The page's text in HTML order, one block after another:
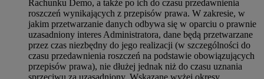
Rachunku Demo, a także po ich do czasu przedawnienia
roszczeń wynikających z przepisów prawa. W zakresie, w
jakim przetwarzanie danych odbywa się w oparciu o prawnie
uzasadniony interes Administratora, dane będą przetwarzane
przez czas niezbędny do jego realizacji (w szczególności do
czasu przedawnienia roszczeń na podstawie obowiązujących
przepisów prawa), nie dłużej jednak niż do czasu uznania
sprzeciwu za uzasadniony. Wskazane wyżej okresy